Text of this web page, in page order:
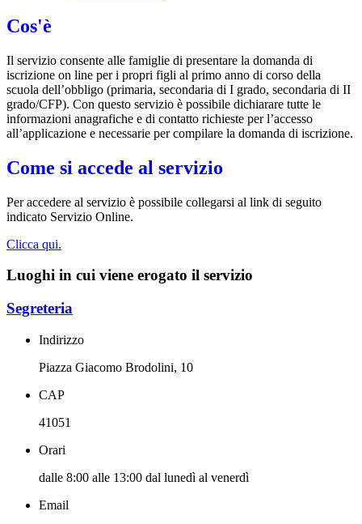
Cos'è
Il servizio consente alle famiglie di presentare la domanda di
iscrizione on line per i propri figli al primo anno di corso della
scuola dell’obbligo (primaria, secondaria di I grado, secondaria di II
grado/CFP). Con questo servizio è possibile dichiarare tutte le
informazioni anagrafiche e di contatto richieste per l’accesso
all’applicazione e necessarie per compilare la domanda di iscrizione.
Come si accede al servizio
Per accedere al servizio è possibile collegarsi al link di seguito
indicato Servizio Online.
Clicca qui.
Luoghi in cui viene erogato il servizio
Segreteria
Indirizzo
Piazza Giacomo Brodolini, 10
CAP
41051
Orari
dalle 8:00 alle 13:00 dal lunedì al venerdì
Email